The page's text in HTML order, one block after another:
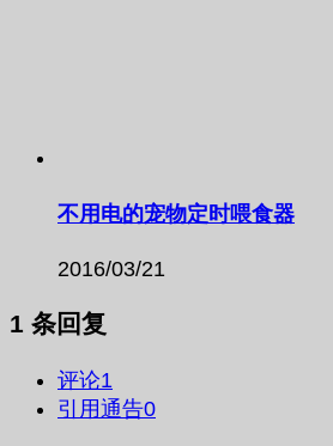
不用电的宠物定时喂食器
2016/03/21
1 条回复
评论1
引用通告0